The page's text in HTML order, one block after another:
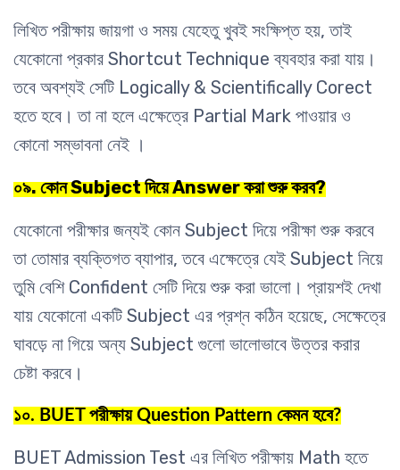
লিখিত পরীক্ষায় জায়গা ও সময় যেহেতু খুবই সংক্ষিপ্ত হয়, তাই
যেকোনো প্রকার Shortcut Technique ব্যবহার করা যায়।
তবে অবশ্যই সেটি Logically & Scientifically Corect
হতে হবে। তা না হলে এক্ষেত্রে Partial Mark পাওয়ার ও
কোনো সম্ভাবনা নেই ।
০৯. কোন Subject দিয়ে Answer করা শুরু করব?
যেকোনো পরীক্ষার জন্যই কোন Subject দিয়ে পরীক্ষা শুরু করবে
তা তোমার ব্যক্তিগত ব্যাপার, তবে এক্ষেত্রে যেই Subject নিয়ে
তুমি বেশি Confident সেটি দিয়ে শুরু করা ভালো। প্রায়শই দেখা
যায় যেকোনো একটি Subject এর প্রশ্ন কঠিন হয়েছে, সেক্ষেত্রে
ঘাবড়ে না গিয়ে অন্য Subject গুলো ভালোভাবে উত্তর করার
চেষ্টা করবে।
১০. BUET পরীক্ষায় Question Pattern কেমন হবে?
BUET Admission Test এর লিখিত পরীক্ষায় Math হতে